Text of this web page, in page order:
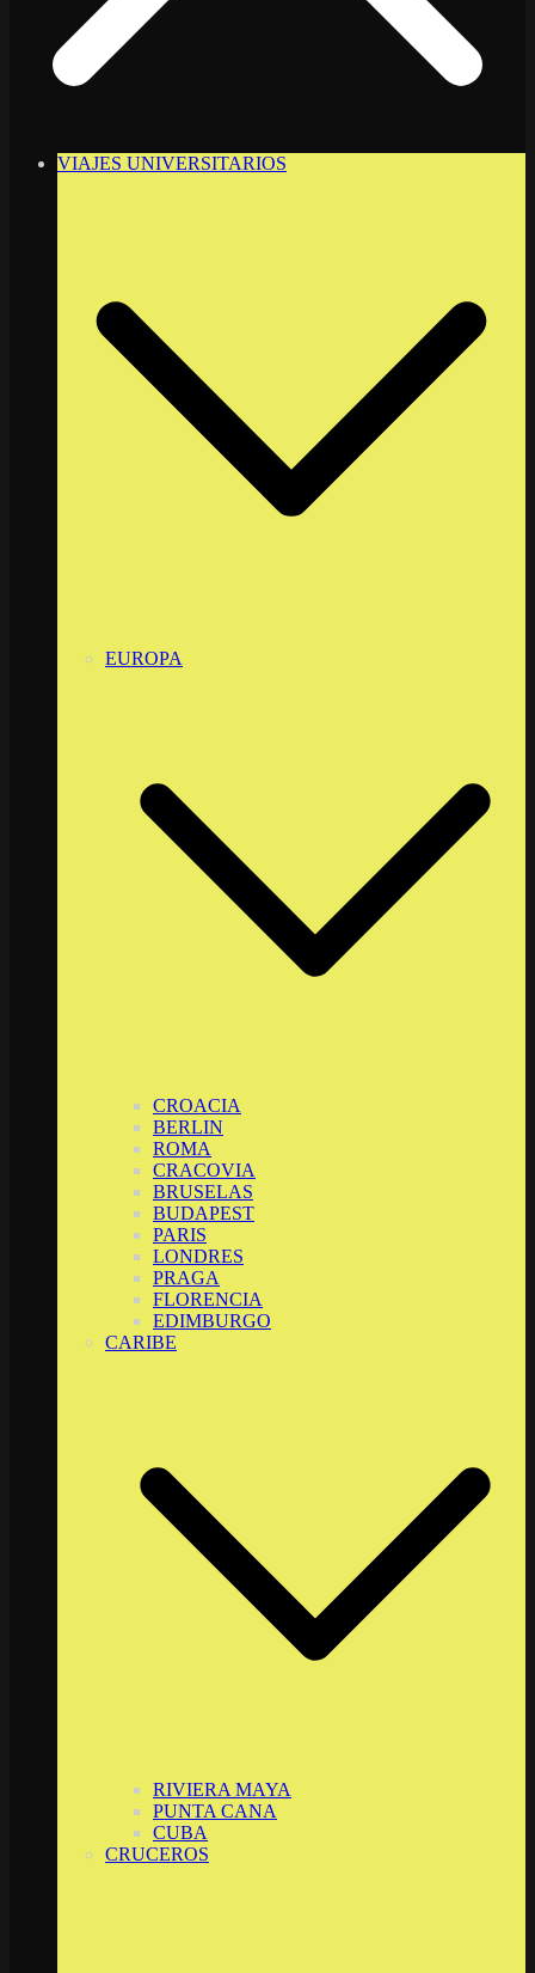
VIAJES UNIVERSITARIOS
EUROPA
CROACIA
BERLIN
ROMA
CRACOVIA
BRUSELAS
BUDAPEST
PARIS
LONDRES
PRAGA
FLORENCIA
EDIMBURGO
CARIBE
RIVIERA MAYA
PUNTA CANA
CUBA
CRUCEROS